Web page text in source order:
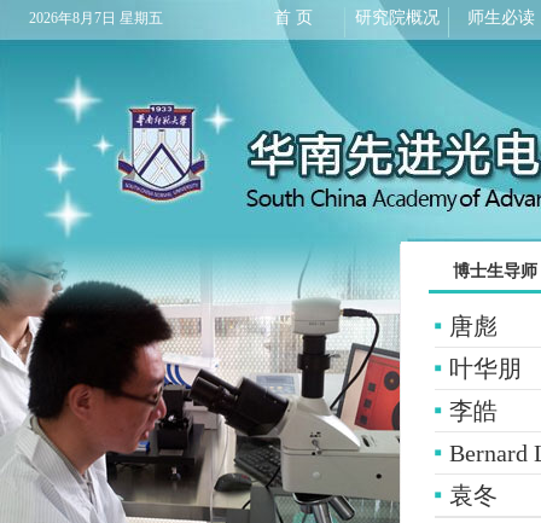
2026年8月7日 星期五 首 页 研究院概况 师生必读
博士生导师
唐彪
叶华朋
李皓
Bernard
袁冬